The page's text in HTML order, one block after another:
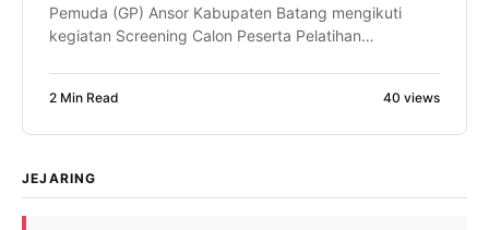
Pemuda (GP) Ansor Kabupaten Batang mengikuti
kegiatan Screening Calon Peserta Pelatihan
diselenggarakan di Pondok Pesantren Subhanah,
proses kaderisasi lanjutan guna menjaring kader-
kader terbaik yang […]
2 Min Read 40 views
JEJARING